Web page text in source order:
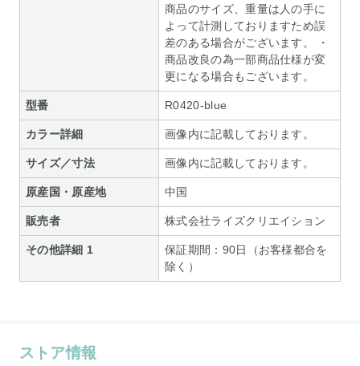
商品のサイズ、重量は人の手に
よって計測しておりますため誤
差のある場合がございます。 ・
商品改良の為一部商品仕様が変
更になる場合もございます。
型番 R0420-blue
カラー詳細 画像内に記載しております。
サイズ／寸法 画像内に記載しております。
原産国・原産地 中国
販売者 株式会社ライズクリエイション
その他詳細 1
保証期間：90日（お客様都合を
除く）
ストア情報